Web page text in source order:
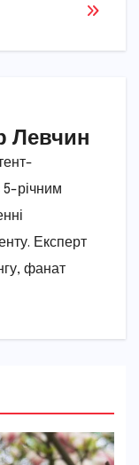
Левчин
річним
Експерт
фанат